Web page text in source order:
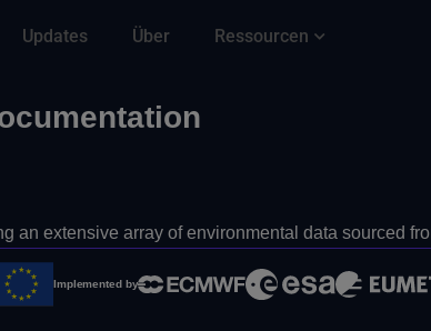
Updates Über Ressourcen